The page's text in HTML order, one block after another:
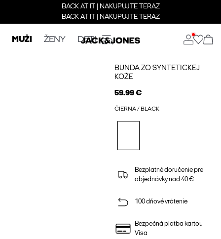
BACK AT IT | NAKUPUJTE TERAZ
BACK AT IT | NAKUPUJTE TERAZ
MUŽI ŽENY DETI
BUNDA ZO SYNTETICKEJ
KOŽE
59.99 €
ČIERNA / BLACK
Bezplatné doručenie pre
objednávky nad 40 €
100 dňové vrátenie
Bezpečná platba kartou
Visa